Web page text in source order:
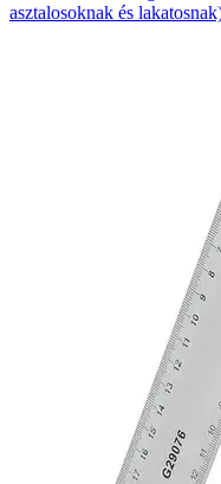
asztalosoknak és